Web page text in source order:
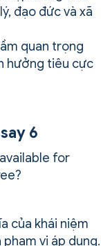
đạo đức và xã
quan trọng
hưởng tiêu cực
6
for
của khái niệm
vi áp dụng.